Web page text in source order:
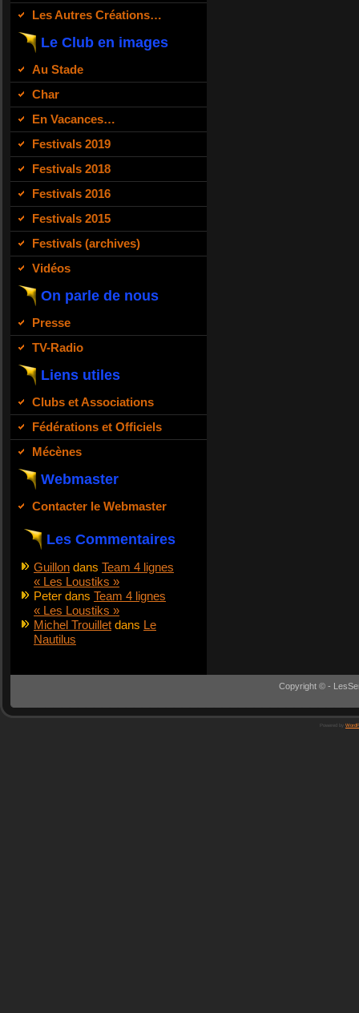
Les Autres Créations…
Le Club en images
Au Stade
Char
En Vacances…
Festivals 2019
Festivals 2018
Festivals 2016
Festivals 2015
Festivals (archives)
Vidéos
On parle de nous
Presse
TV-Radio
Liens utiles
Clubs et Associations
Fédérations et Officiels
Mécènes
Webmaster
Contacter le Webmaster
Les Commentaires
Guillon dans Team 4 lignes
« Les Loustiks »
Peter dans Team 4 lignes
« Les Loustiks »
Michel Trouillet dans Le
Nautilus
Copyright © -
Powered by